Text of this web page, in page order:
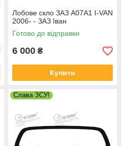
Лобове скло ЗАЗ А07А1 I-VAN
2006- - ЗАЗ Іван
Готово до відправки
6 000 ₴
Купити
Слава ЗСУ!